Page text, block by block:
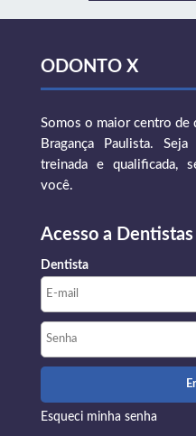
ODONTO X
Somos o maior centro
Bragança Paulista.
treinada e qualificada,
você.
Acesso a
Dentista
Esqueci minha senha